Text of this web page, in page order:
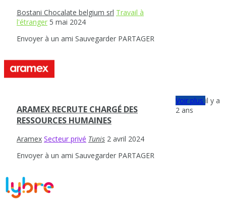
Bostani Chocalate belgium srl Travail à
l'étranger 5 mai 2024
Envoyer à un ami Sauvegarder PARTAGER
ARAMEX RECRUTE CHARGÉ DES
RESSOURCES HUMAINES
Aramex Secteur privé Tunis 2 avril 2024
Envoyer à un ami Sauvegarder PARTAGER
Voir plusil y a
2 ans